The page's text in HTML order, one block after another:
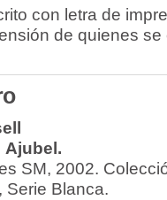
con letra de
de quienes
Ajubel.
SM, 2002.
Serie Blanca.